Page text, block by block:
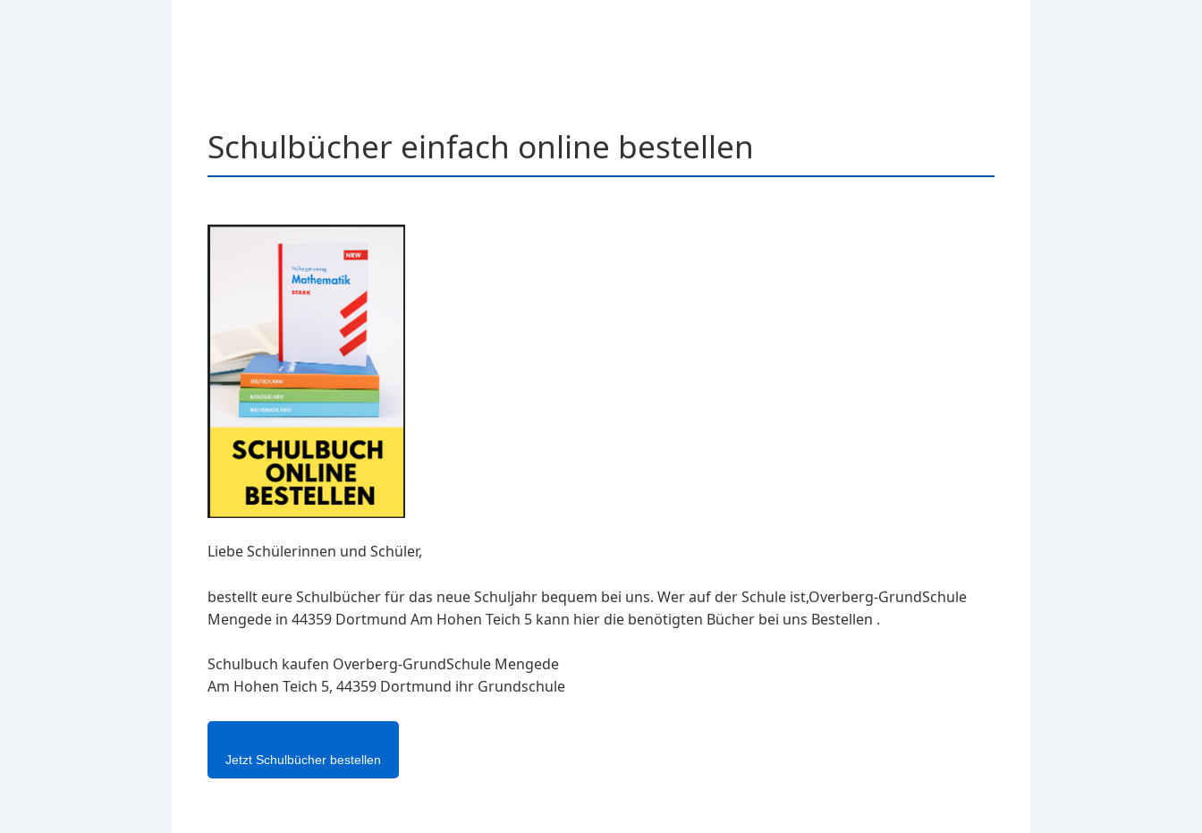
Schulbücher einfach online bestellen
Liebe Schülerinnen und Schüler,
bestellt eure Schulbücher für das neue Schuljahr bequem bei uns. Wer auf der Schule ist,Overberg-GrundSchule
Mengede in 44359 Dortmund Am Hohen Teich 5 kann hier die benötigten Bücher bei uns Bestellen .
Schulbuch kaufen Overberg-GrundSchule Mengede
Am Hohen Teich 5, 44359 Dortmund ihr Grundschule
Jetzt Schulbücher bestellen